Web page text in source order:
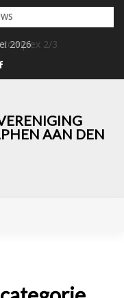
complex 2/3
2026
AAN DEN